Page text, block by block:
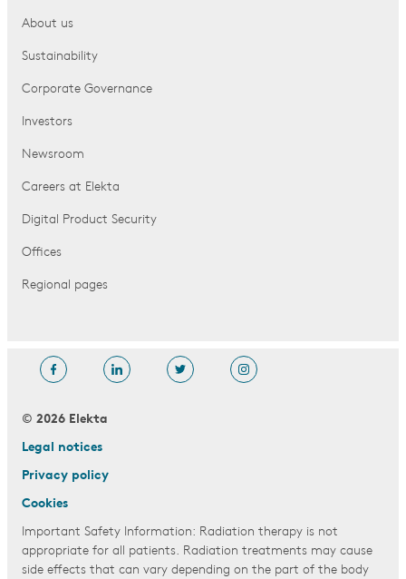
About us
Sustainability
Corporate Governance
Investors
Newsroom
Careers at Elekta
Digital Product Security
Offices
Regional pages
© 2026 Elekta
Legal notices
Privacy policy
Cookies
Important Safety Information: Radiation therapy is not
appropriate for all patients. Radiation treatments may cause
side effects that can vary depending on the part of the body